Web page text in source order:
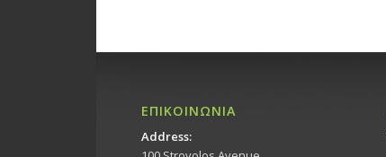
ΕΠΙΚΟΙΝΩΝΙΑ
Address: